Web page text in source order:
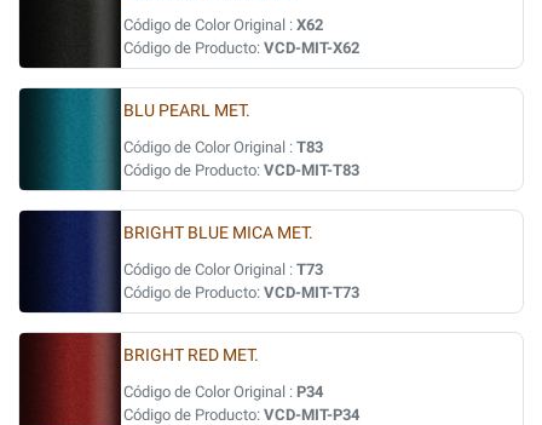
Código de Color Original : X62
Código de Producto: VCD-MIT-X62
BLU PEARL MET.
Código de Color Original : T83
Código de Producto: VCD-MIT-T83
BRIGHT BLUE MICA MET.
Código de Color Original : T73
Código de Producto: VCD-MIT-T73
BRIGHT RED MET.
Código de Color Original : P34
Código de Producto: VCD-MIT-P34